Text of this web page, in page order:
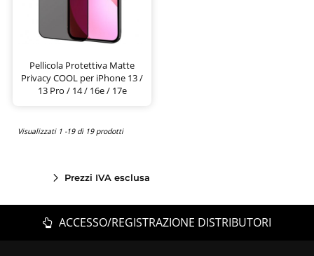
Pellicola Protettiva Matte
Privacy COOL per iPhone 13 /
13 Pro / 14 / 16e / 17e
Visualizzati 1 -19 di 19 prodotti
Prezzi IVA esclusa
ACCESSO/REGISTRAZIONE DISTRIBUTORI